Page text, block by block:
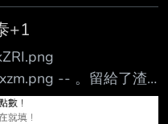
+1
-- 。留給了渣
老實人 --